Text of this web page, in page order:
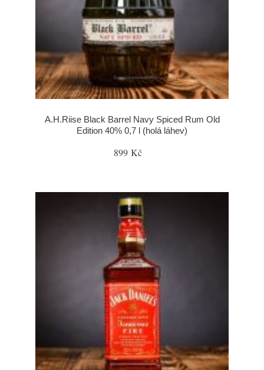
A.H.Riise Black Barrel Navy Spiced Rum Old
Edition 40% 0,7 l (holá láhev)
899 Kč